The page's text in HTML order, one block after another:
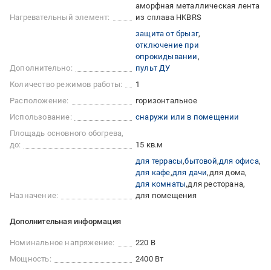
Нагревательный элемент:
аморфная металлическая лента
из сплава HKBRS
Дополнительно:
защита от брызг
отключение при
опрокидывании
пульт ДУ
Количество режимов работы:
1
Расположение:
горизонтальное
Использование:
снаружи или в помещении
Площадь основного обогрева,
до:
15 кв.м
Назначение:
для террасы бытовой для офиса
для кафе для дачи для дома
для комнаты для ресторана
для помещения
Дополнительная информация
Номинальное напряжение:
220 В
Мощность:
2400 Вт